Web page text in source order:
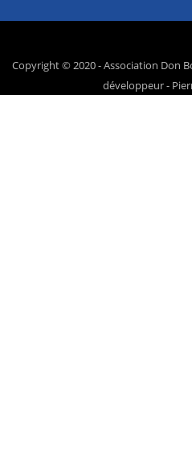
Copyright © 2020 - Association Don
développeur -